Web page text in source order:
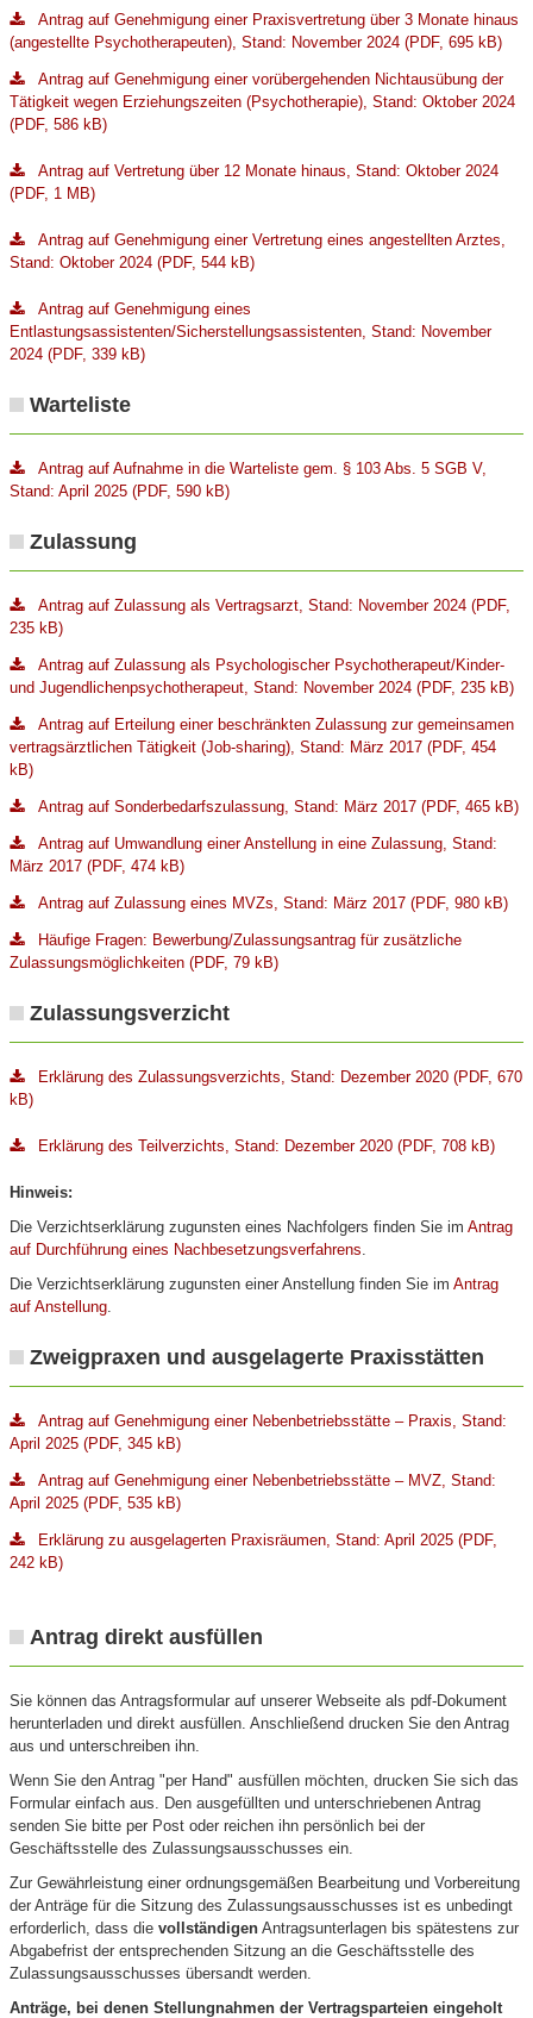
Antrag auf Genehmigung einer Praxisvertretung über 3 Monate hinaus
(angestellte Psychotherapeuten), Stand: November 2024 (PDF, 695 kB)
Antrag auf Genehmigung einer vorübergehenden Nichtausübung der
Tätigkeit wegen Erziehungszeiten (Psychotherapie), Stand: Oktober 2024
(PDF, 586 kB)
Antrag auf Vertretung über 12 Monate hinaus, Stand: Oktober 2024
(PDF, 1 MB)
Antrag auf Genehmigung einer Vertretung eines angestellten Arztes,
Stand: Oktober 2024 (PDF, 544 kB)
Antrag auf Genehmigung eines
Entlastungsassistenten/Sicherstellungsassistenten, Stand: November
2024 (PDF, 339 kB)
Warteliste
Antrag auf Aufnahme in die Warteliste gem. § 103 Abs. 5 SGB V,
Stand: April 2025 (PDF, 590 kB)
Zulassung
Antrag auf Zulassung als Vertragsarzt, Stand: November 2024 (PDF,
235 kB)
Antrag auf Zulassung als Psychologischer Psychotherapeut/Kinder-
und Jugendlichenpsychotherapeut, Stand: November 2024 (PDF, 235 kB)
Antrag auf Erteilung einer beschränkten Zulassung zur gemeinsamen
vertragsärztlichen Tätigkeit (Job-sharing), Stand: März 2017 (PDF, 454
kB)
Antrag auf Sonderbedarfszulassung, Stand: März 2017 (PDF, 465 kB)
Antrag auf Umwandlung einer Anstellung in eine Zulassung, Stand:
März 2017 (PDF, 474 kB)
Antrag auf Zulassung eines MVZs, Stand: März 2017 (PDF, 980 kB)
Häufige Fragen: Bewerbung/Zulassungsantrag für zusätzliche
Zulassungsmöglichkeiten (PDF, 79 kB)
Zulassungsverzicht
Erklärung des Zulassungsverzichts, Stand: Dezember 2020 (PDF, 670
kB)
Erklärung des Teilverzichts, Stand: Dezember 2020 (PDF, 708 kB)
Hinweis:
Die Verzichtserklärung zugunsten eines Nachfolgers finden Sie im Antrag
auf Durchführung eines Nachbesetzungsverfahrens.
Die Verzichtserklärung zugunsten einer Anstellung finden Sie im Antrag
auf Anstellung.
Zweigpraxen und ausgelagerte Praxisstätten
Antrag auf Genehmigung einer Nebenbetriebsstätte – Praxis, Stand:
April 2025 (PDF, 345 kB)
Antrag auf Genehmigung einer Nebenbetriebsstätte – MVZ, Stand:
April 2025 (PDF, 535 kB)
Erklärung zu ausgelagerten Praxisräumen, Stand: April 2025 (PDF,
242 kB)
Antrag direkt ausfüllen
Sie können das Antragsformular auf unserer Webseite als pdf-Dokument
herunterladen und direkt ausfüllen. Anschließend drucken Sie den Antrag
aus und unterschreiben ihn.
Wenn Sie den Antrag "per Hand" ausfüllen möchten, drucken Sie sich das
Formular einfach aus. Den ausgefüllten und unterschriebenen Antrag
senden Sie bitte per Post oder reichen ihn persönlich bei der
Geschäftsstelle des Zulassungsausschusses ein.
Zur Gewährleistung einer ordnungsgemäßen Bearbeitung und Vorbereitung
der Anträge für die Sitzung des Zulassungsausschusses ist es unbedingt
erforderlich, dass die vollständigen Antragsunterlagen bis spätestens zur
Abgabefrist der entsprechenden Sitzung an die Geschäftsstelle des
Zulassungsausschusses übersandt werden.
Anträge, bei denen Stellungnahmen der Vertragsparteien eingeholt